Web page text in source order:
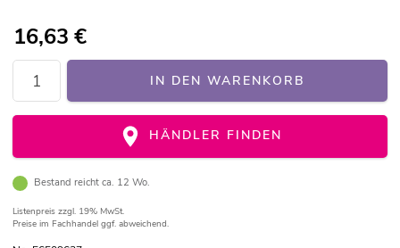
16,63 €
IN DEN WARENKORB
HÄNDLER FINDEN
Bestand reicht ca. 12 Wo.
Listenpreis zzgl. 19% MwSt.
Preise im Fachhandel ggf. abweichend.